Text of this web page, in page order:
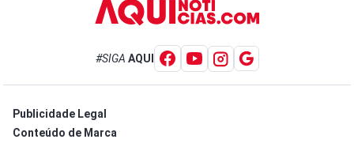
#SIGA AQUI
Publicidade Legal
Conteúdo de Marca